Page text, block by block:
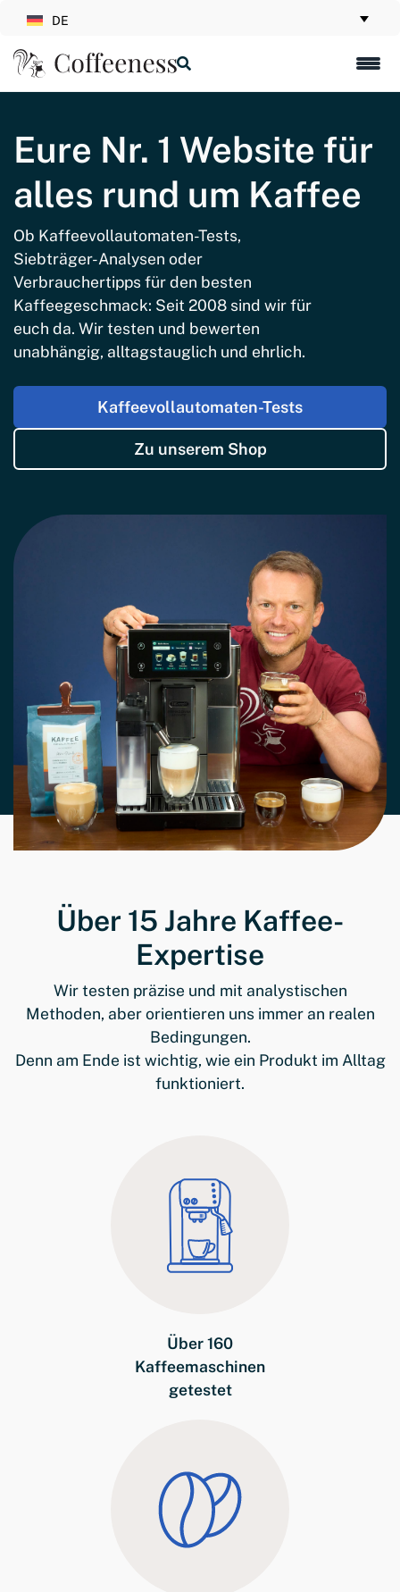
DE
Eure Nr. 1 Website für
alles rund um Kaffee
Ob Kaffeevollautomaten-Tests,
Siebträger-Analysen oder
Verbrauchertipps für den besten
Kaffeegeschmack: Seit 2008 sind wir für
euch da. Wir testen und bewerten
unabhängig, alltagstauglich und ehrlich.
Kaffeevollautomaten-Tests
Zu unserem Shop
Über 15 Jahre Kaffee-
Expertise
Wir testen präzise und mit analystischen
Methoden, aber orientieren uns immer an realen
Bedingungen.
Denn am Ende ist wichtig, wie ein Produkt im Alltag
funktioniert.
Über 160
Kaffeemaschinen
getestet